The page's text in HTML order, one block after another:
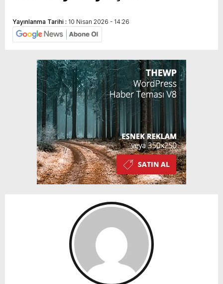
Yayınlanma Tarihi : 10 Nisan 2026 - 14:26